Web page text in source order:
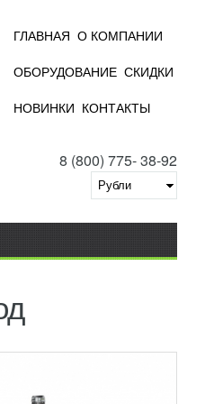
ГЛАВНАЯ О КОМПАНИИ
ОБОРУДОВАНИЕ СКИДКИ
НОВИНКИ КОНТАКТЫ
8 (800) 775- 38-92
СЕРИИ
электронной
серии LINEARFLEX
Добавить в сравнение